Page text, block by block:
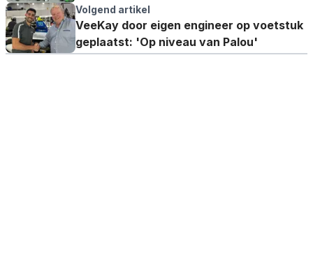
kunnen vechten'
Volgend artikel
VeeKay door eigen engineer op voetstuk
geplaatst: 'Op niveau van Palou'